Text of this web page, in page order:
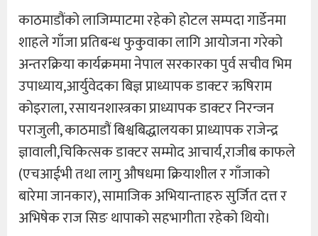
काठमाडौंको लाजिम्पाटमा रहेको होटल सम्पदा गार्डेनमा
शाहले गाँजा प्रतिबन्ध फुकुवाका लागि आयोजना गरेको
अन्तरक्रिया कार्यक्रममा नेपाल सरकारका पुर्व सचीव भिम
उपाध्याय,आर्युवेदका बिज्ञ प्राध्यापक डाक्टर ऋषिराम
कोइराला, रसायनशास्त्रका प्राध्यापक डाक्टर निरन्जन
पराजुली, काठमाडौं बिश्वबिद्धालयका प्राध्यापक राजेन्द्र
ज्ञावाली,चिकित्सक डाक्टर सम्मोद आचार्य,राजीब काफले
(एचआईभी तथा लागु औषधमा क्रियाशील र गाँजाको
बारेमा जानकार), सामाजिक अभियान्ताहरु सुर्जित दत्त र
अभिषेक राज सिङ थापाको सहभागीता रहेको थियो।